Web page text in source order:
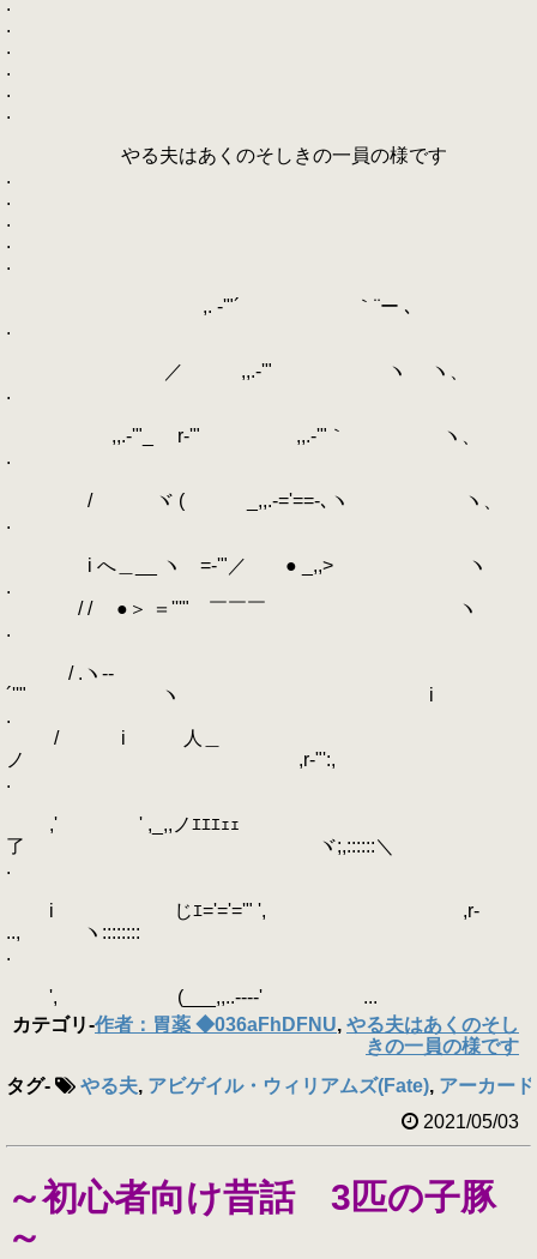
.
.
.
.
.
.
やる夫はあくのそしきの一員の様です
.
.
.
.
.
,. -'"´ ｀¨ー ､
.
／ ,,.-'" ヽ ヽ、
.
,,.-'"_ r‐'" ,,.-'"｀ ヽ、
.
/ ヾ ( _,,.-='==-､ヽ ヽ、
.
i へ＿__ ヽゝ=-'"／ ● _,,> ヽ
.
/ / ●＞ ＝'''" ￣￣￣ ヽ
.
/ .ヽ-‐
´''" ヽ i
.
/ i 人＿
ノ ,r‐"':,
.
,' ' ,_,,ノｴｴｴｪｪ
了 ヾ;,::::::＼
.
i じｴ='='='" ', ,r-
.., ヽ::::::::ゝ
.
', (___,,..----' ...
カテゴリ-作者：胃薬 ◆036aFhDFNU, やる夫はあくのそし
きの一員の様です
タグ- やる夫, アビゲイル・ウィリアムズ(Fate), アーカー
2021/05/03
～初心者向け昔話 3匹の子豚
～